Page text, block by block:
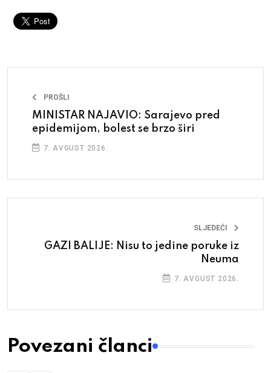
PROŠLI
MINISTAR NAJAVIO: Sarajevo pred
epidemijom, bolest se brzo širi
7. AVGUST 2026.
SLJEDEĆI
GAZI BALIJE: Nisu to jedine poruke iz
Neuma
7. AVGUST 2026.
Povezani članci